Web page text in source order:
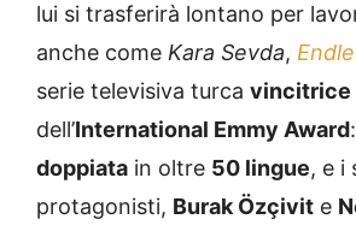
lui si trasferirà lontano per
anche come Kara Sevda,
serie televisiva turca vincitrice
dell’International Emmy Award
doppiata in oltre 50 lingue, e i
protagonisti, Burak Özçivit e